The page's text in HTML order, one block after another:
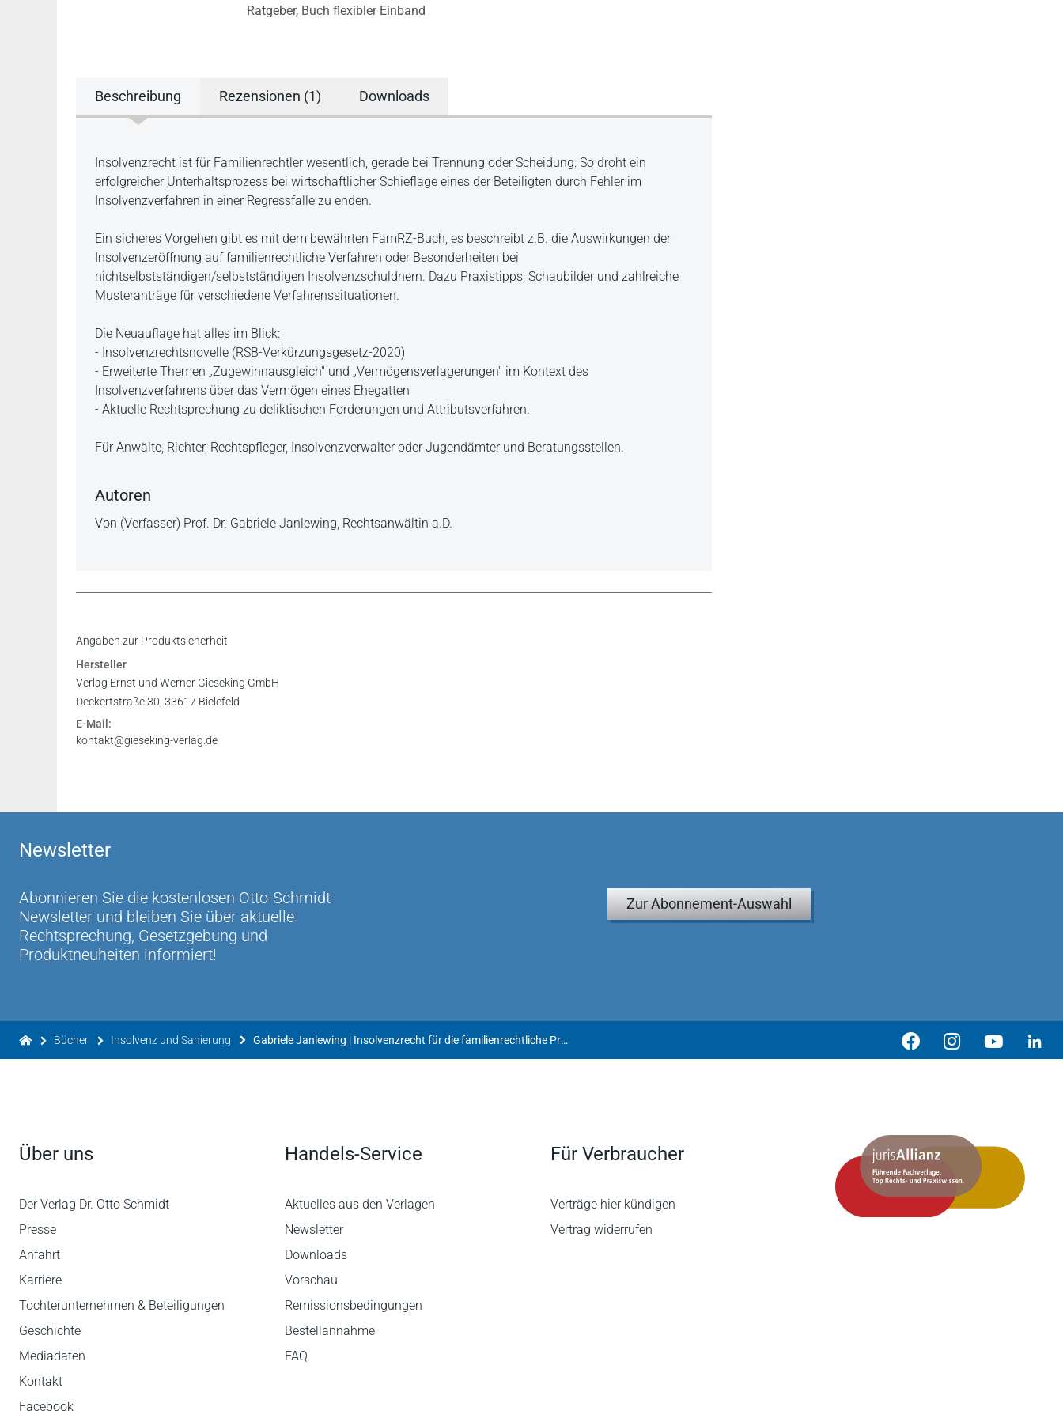
Ratgeber, Buch flexibler Einband
Beschreibung Rezensionen (1) Downloads
Beschreibung
Insolvenzrecht ist für Familienrechtler wesentlich, gerade bei Trennung oder Scheidung: So droht ein
erfolgreicher Unterhaltsprozess bei wirtschaftlicher Schieflage eines der Beteiligten durch Fehler im
Insolvenzverfahren in einer Regressfalle zu enden.
Ein sicheres Vorgehen gibt es mit dem bewährten FamRZ-Buch, es beschreibt z.B. die Auswirkungen der
Insolvenzeröffnung auf familienrechtliche Verfahren oder Besonderheiten bei
nichtselbstständigen/selbstständigen Insolvenzschuldnern. Dazu Praxistipps, Schaubilder und zahlreiche
Musteranträge für verschiedene Verfahrenssituationen.
Die Neuauflage hat alles im Blick:
- Insolvenzrechtsnovelle (RSB-Verkürzungsgesetz-2020)
- Erweiterte Themen „Zugewinnausgleich" und „Vermögensverlagerungen" im Kontext des
Insolvenzverfahrens über das Vermögen eines Ehegatten
- Aktuelle Rechtsprechung zu deliktischen Forderungen und Attributsverfahren.
Für Anwälte, Richter, Rechtspfleger, Insolvenzverwalter oder Jugendämter und Beratungsstellen.
Autoren
Von (Verfasser) Prof. Dr. Gabriele Janlewing, Rechtsanwältin a.D.
„... Alles in allem: Das kompakte Werk von Gabriele Janlewing füllt gezielt eine „familienrechtliche Nische"
aus und bietet jedem Familienrechtspraktiker – gleich, ob Anwalt, Richter oder Rechtspfleger –, der sich mit
den Folgen einer Schuldnerinsolvenz konfrontiert sieht, einen hohen Nutzwert. Es ist uneingeschränkt
empfehlenswert."
(Richter am KG Dr. Martin Menne, RpflStud 2024, 202 f.)
insolvenzrechdichen Familienrechts zuverlässig ins Bild setzen kann. Die Kaufempfehlung, die für die
bleibt das besondere Spezialbuch an der Schnittstelle von Insolvenz- und Familienrecht."
„... Wer als Familienrechtler mit insolvenzrechtlichen Fragestellungen befasst ist, dem ist der Griff zum Buch
„Insolvenzrecht für die familienrechtliche Praxis" unbedingt zu empfehlen, denn es kombiniert
wissen¬schaftliche Tiefe mit praktischer Anwendbarkeit und bietet damit einen echten Mehrwert für die
(Direktor des AG Andreas Frank, FamRZ 2025, 746)
„... Sodass sich ohne Zweifel die Anschaffung der 3. Auflage – auch für die Praxis der Insolvenzverwaltung
Inhaltsverzeichnis
Angaben zur Produktsicherheit
Hersteller
Verlag Ernst und Werner Gieseking GmbH
Deckertstraße 30, 33617 Bielefeld
E-Mail:
kontakt@gieseking-verlag.de
Newsletter
Abonnieren Sie die kostenlosen Otto-Schmidt-
Newsletter und bleiben Sie über aktuelle
Rechtsprechung, Gesetzgebung und
Produktneuheiten informiert!
Zur Abonnement-Auswahl
Bücher Insolvenz und Sanierung Gabriele Janlewing | Insolvenzrecht für die familienrechtliche Praxis
Über uns
Der Verlag Dr. Otto Schmidt
Presse
Anfahrt
Karriere
Tochterunternehmen & Beteiligungen
Geschichte
Mediadaten
Kontakt
Facebook
Handels-Service
Aktuelles aus den Verlagen
Newsletter
Downloads
Vorschau
Remissionsbedingungen
Bestellannahme
FAQ
Für Verbraucher
Verträge hier kündigen
Vertrag widerrufen